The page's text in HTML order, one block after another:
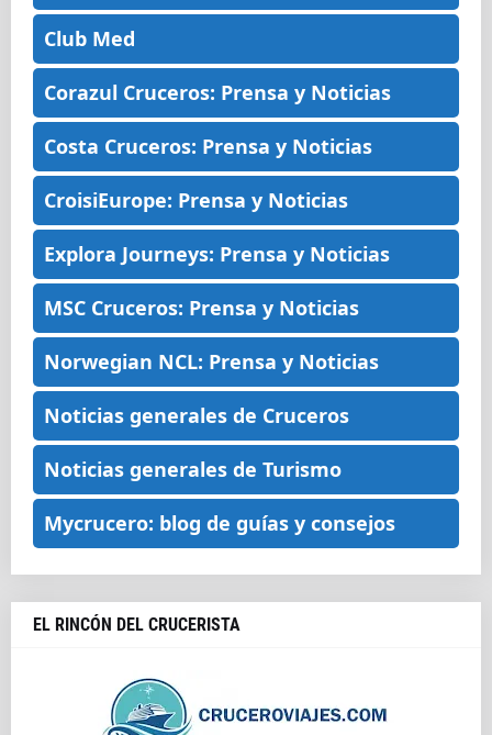
Club Med
Corazul Cruceros: Prensa y Noticias
Costa Cruceros: Prensa y Noticias
CroisiEurope: Prensa y Noticias
Explora Journeys: Prensa y Noticias
MSC Cruceros: Prensa y Noticias
Norwegian NCL: Prensa y Noticias
Noticias generales de Cruceros
Noticias generales de Turismo
Mycrucero: blog de guías y consejos
EL RINCÓN DEL CRUCERISTA